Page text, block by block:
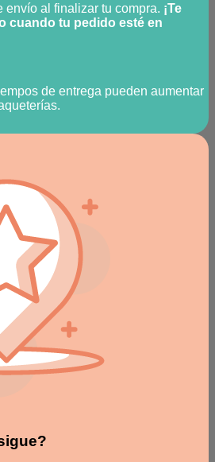
envío al finalizar tu compra. ¡Te
cuando tu pedido esté en
de entrega pueden aumentar